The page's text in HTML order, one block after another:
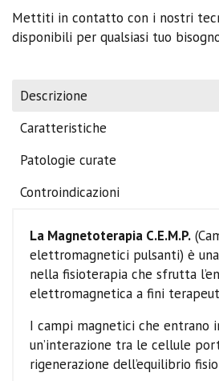
Mettiti in contatto con i nostri
disponibili per qualsiasi tuo
Descrizione
Caratteristiche
Patologie curate
Controindicazioni
La Magnetoterapia C.E.M.P.
elettromagnetici pulsanti) è
nella fisioterapia che sfrutta
elettromagnetica a fini
I campi magnetici che entrano
un’interazione tra le cellule
rigenerazione dell’equilibrio